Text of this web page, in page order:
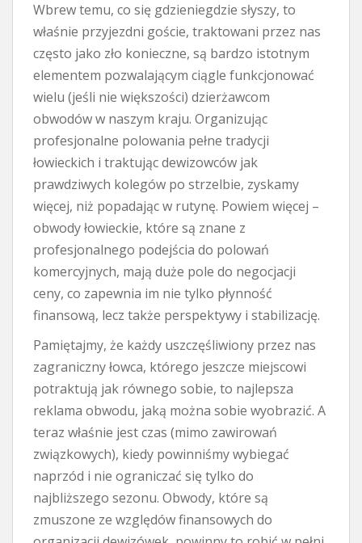
Wbrew temu, co się gdzieniegdzie słyszy, to
właśnie przyjezdni goście, traktowani przez nas
często jako zło konieczne, są bardzo istotnym
elementem pozwalającym ciągle funkcjonować
wielu (jeśli nie większości) dzierżawcom
obwodów w naszym kraju. Organizując
profesjonalne polowania pełne tradycji
łowieckich i traktując dewizowców jak
prawdziwych kolegów po strzelbie, zyskamy
więcej, niż popadając w rutynę. Powiem więcej –
obwody łowieckie, które są znane z
profesjonalnego podejścia do polowań
komercyjnych, mają duże pole do negocjacji
ceny, co zapewnia im nie tylko płynność
finansową, lecz także perspektywy i stabilizację.
Pamiętajmy, że każdy uszczęśliwiony przez nas
zagraniczny łowca, którego jeszcze miejscowi
potraktują jak równego sobie, to najlepsza
reklama obwodu, jaką można sobie wyobrazić. A
teraz właśnie jest czas (mimo zawirowań
związkowych), kiedy powinniśmy wybiegać
naprzód i nie ograniczać się tylko do
najbliższego sezonu. Obwody, które są
zmuszone ze względów finansowych do